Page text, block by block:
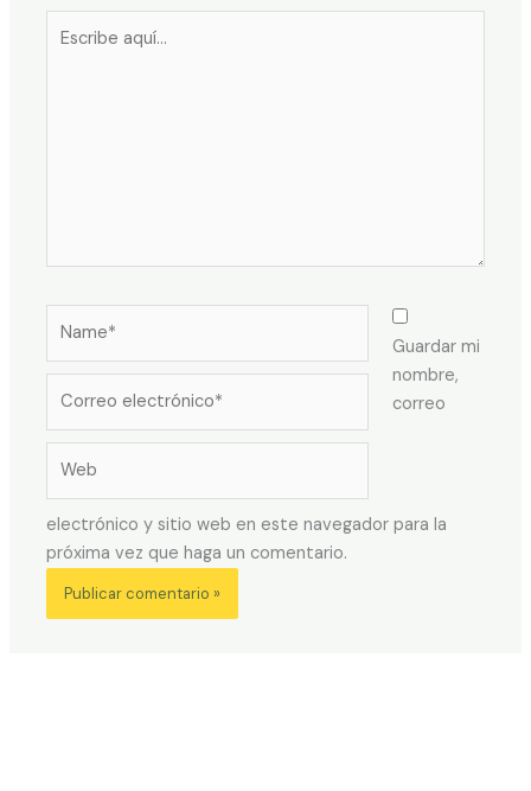
electrónico*
Guardar mi
nombre,
correo
electrónico y sitio web en este navegador para la
próxima vez que haga un comentario.